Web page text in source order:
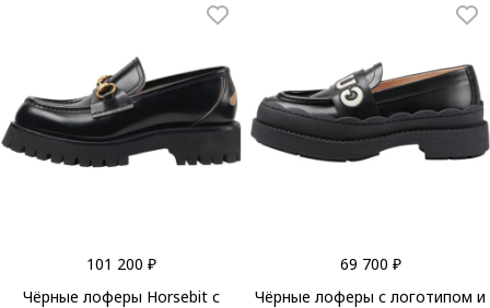
101 200 ₽
Чёрные лоферы Horsebit с
69 700 ₽
Чёрные лоферы с логотипом и